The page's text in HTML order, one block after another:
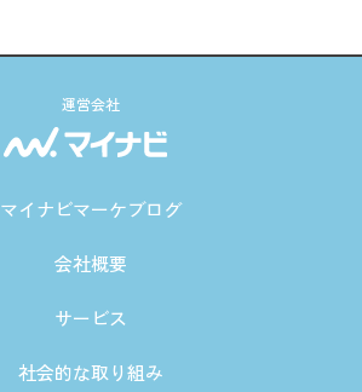
運営会社
マイナビマーケブログ
会社概要
サービス
社会的な取り組み